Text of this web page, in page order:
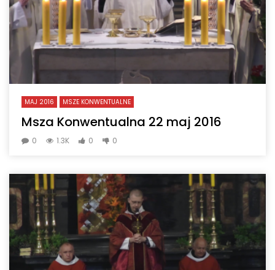
MAJ 2016 MSZE KONWENTUALNE
Msza Konwentualna 22 maj 2016
0 1.3K 0 0